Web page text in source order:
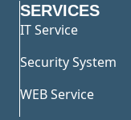
SERVICES
IT Service
Security System
WEB Service